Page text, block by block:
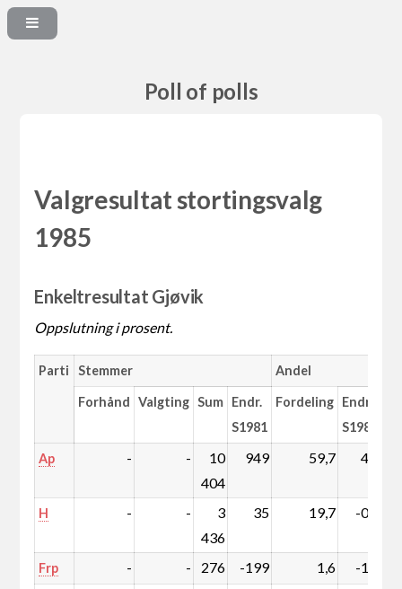
Poll of polls
Valgresultat stortingsvalg
1985
Enkeltresultat Gjøvik
Oppslutning i prosent.
Parti Stemmer Andel
Forhånd Valgting Sum Endr.
S1981
Fordeling Endr.
S1981
Ap - -
10
404
949 59,7 4,2
H - -
3
436
35 19,7 -0,2
Frp - - 276 -199 1,6 -1,2